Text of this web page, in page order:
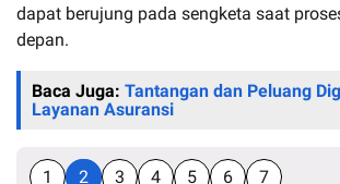
dapat berujung pada sengketa saat
depan.
Baca Juga: Tantangan dan Peluang
Layanan Asuransi
1 2 3 4 5 6 7